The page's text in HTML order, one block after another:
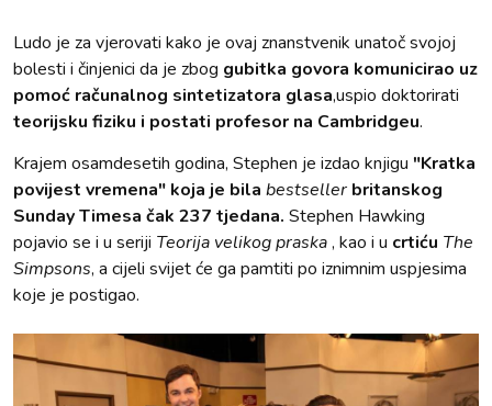
Ludo je za vjerovati kako je ovaj znanstvenik unatoč svojoj
bolesti i činjenici da je zbog gubitka govora komunicirao uz
pomoć računalnog sintetizatora glasa,uspio doktorirati
teorijsku fiziku i postati profesor na Cambridgeu.
Krajem osamdesetih godina, Stephen je izdao knjigu "Kratka
povijest vremena" koja je bila bestseller britanskog
Sunday Timesa čak 237 tjedana. Stephen Hawking
pojavio se i u seriji Teorija velikog praska, kao i u crtiću The
Simpsons, a cijeli svijet će ga pamtiti po iznimnim uspjesima
koje je postigao.